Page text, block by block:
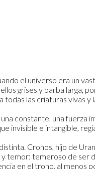
el universo era un
grises y barba larga,
las criaturas vivas y
constante, una fuerza
e intangible,
Cronos, hijo de
temor: temeroso de ser
en el trono, al menos